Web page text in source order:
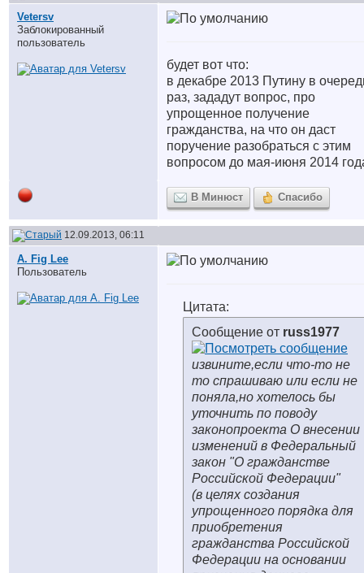
Vetersv
Заблокированный
пользователь
будет вот что:
в декабре 2013 Путину в
раз, зададут вопрос, про
упрощенное получение
гражданства, на что он даст
поручение разобраться с этим
вопросом до мая-июня 2014
В Минюст Спасибо
12.09.2013, 06:11
A. Fig Lee
Пользователь
Цитата:
Сообщение от russ1977
извините,если что-то не
то спрашиваю или если не
поняла,но хотелось бы
уточнить по поводу
законопроекта О внесении
изменений в Федеральный
закон "О гражданстве
Российской Федерации"
(в целях создания
упрощенного порядка для
приобретения
гражданства Российской
Федерации на основании